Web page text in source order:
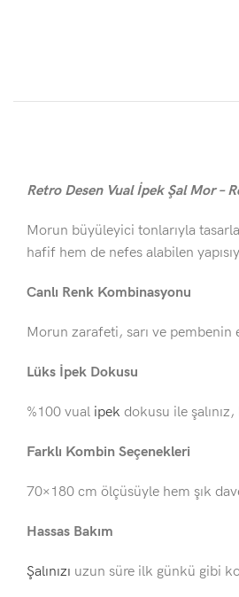
Retro Desen Vual İpek Şal Mor –
Morun büyüleyici tonlarıyla
hafif hem de nefes alabilen
Canlı Renk Kombinasyonu
Morun zarafeti, sarı ve pembenin
Lüks İpek Dokusu
%100 vual ipek dokusu ile
Farklı Kombin Seçenekleri
70×180 cm ölçüsüyle hem şık
Hassas Bakım
Şalınızı uzun süre ilk günkü gibi